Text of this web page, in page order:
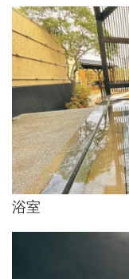
浴室